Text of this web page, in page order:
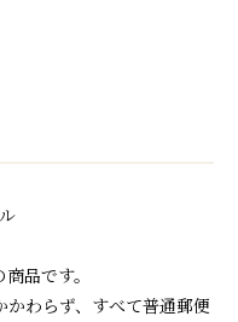
品です。
わらず、すべて普通郵便